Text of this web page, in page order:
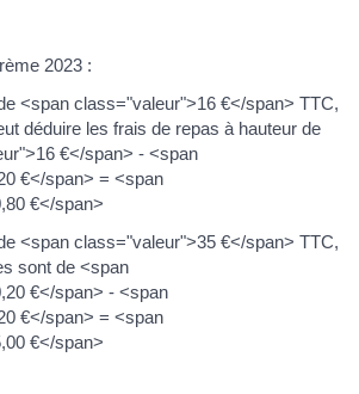
2023 :
<span class="valeur">16 €</span> TTC,
déduire les frais de repas à hauteur de
€</span> - <span
€</span> = <span
€</span>
<span class="valeur">35 €</span> TTC,
sont de <span
€</span> - <span
€</span> = <span
€</span>